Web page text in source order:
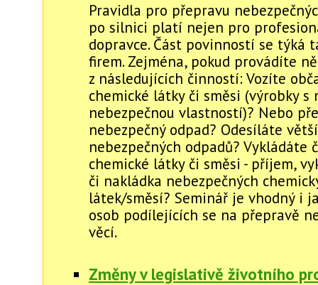
Pravidla pro přepravu
po silnici platí nejen pro
dopravce. Část povinností se týká
firem. Zejména, pokud provádíte
z následujících činností: Vozíte
chemické látky či směsi (výrobky s
nebezpečnou vlastností)? Nebo
nebezpečný odpad? Odesíláte
nebezpečných odpadů? Vykládáte
chemické látky či směsi - příjem,
či nakládka nebezpečných
látek/směsí? Seminář je vhodný i
osob podílejících se na přepravě
věcí.
Změny v legislativě životního